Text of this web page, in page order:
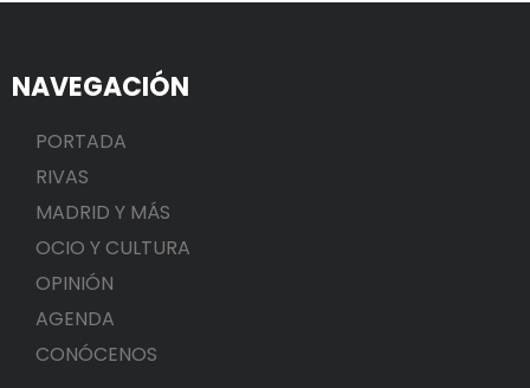
NAVEGACIÓN
PORTADA
RIVAS
MADRID Y MÁS
OCIO Y CULTURA
OPINIÓN
AGENDA
CONÓCENOS